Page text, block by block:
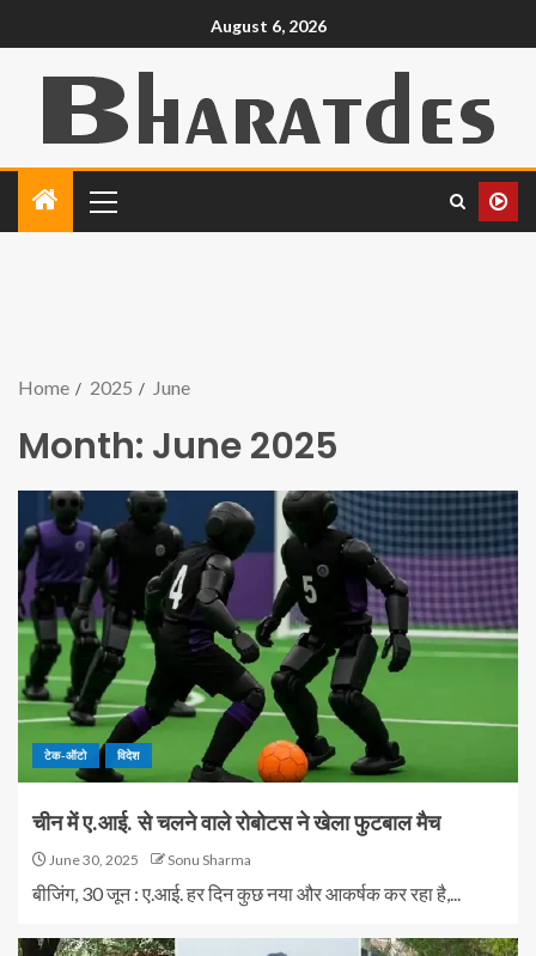
August 6, 2026
Home 2025 June
Month: June 2025
टेक-ऑटो विदेश
चीन में ए.आई. से चलने वाले रोबोटस ने खेला फुटबाल मैच
June 30, 2025 Sonu Sharma
बीजिंग, 30 जून : ए.आई. हर दिन कुछ नया और आकर्षक कर रहा है,...